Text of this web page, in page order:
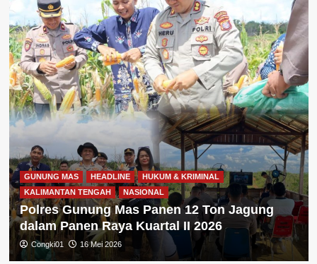
GUNUNG MAS HEADLINE
HUKUM & KRIMINAL
KALIMANTAN TENGAH
NASIONAL
Polres Gunung Mas Panen 12 Ton Jagung
dalam Panen Raya Kuartal II 2026
Congki01 16 Mei 2026